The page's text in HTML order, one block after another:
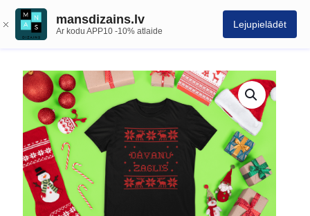
mansdizains.lv
Ar kodu APP10 -10% atlaide
Lejupielādēt